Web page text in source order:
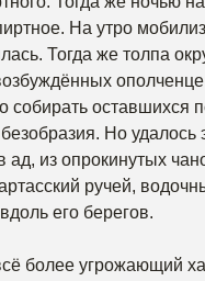
На утро
Тогда же толпа
оставшихся
Но
ад, из опрокинутых
ручей,
его берегов.
более угрожающий